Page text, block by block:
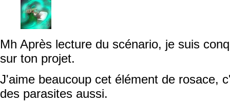
Mh Après lecture du scénario, je suis
sur ton projet.
J'aime beaucoup cet élément de rosace,
des parasites aussi.